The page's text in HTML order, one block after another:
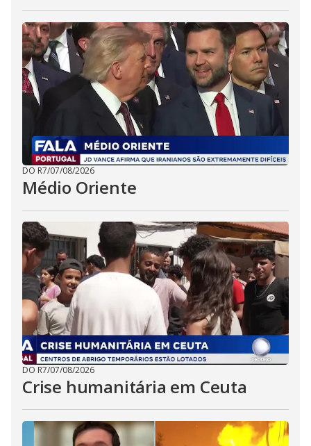
DO R7/07/08/2026
Médio Oriente
DO R7/07/08/2026
Crise humanitária em Ceuta